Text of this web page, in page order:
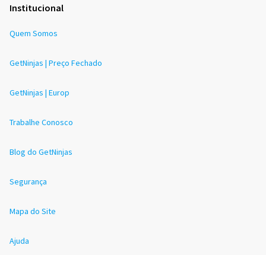
Institucional
Quem Somos
GetNinjas | Preço Fechado
GetNinjas | Europ
Trabalhe Conosco
Blog do GetNinjas
Segurança
Mapa do Site
Ajuda